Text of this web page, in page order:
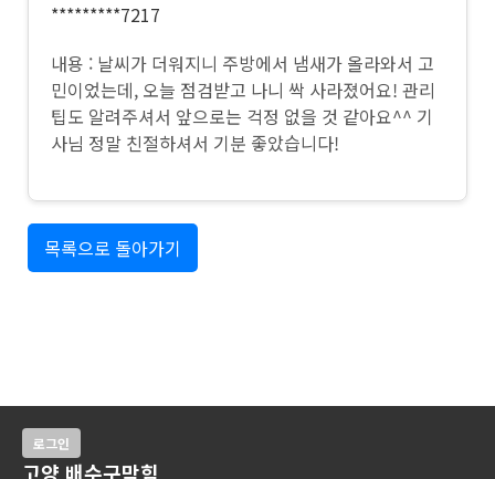
*********7217
내용 : 날씨가 더워지니 주방에서 냄새가 올라와서 고
민이었는데, 오늘 점검받고 나니 싹 사라졌어요! 관리
팁도 알려주셔서 앞으로는 걱정 없을 것 같아요^^ 기
사님 정말 친절하셔서 기분 좋았습니다!
목록으로 돌아가기
로그인
고양 배수구막힘